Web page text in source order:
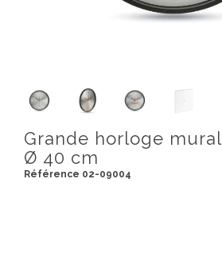
Grande horloge
Ø 40 cm
Référence 02-09004